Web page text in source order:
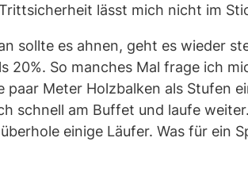
lässt mich nicht im
sollte es ahnen, geht es wieder
20%. So manches Mal frage ich
paar Meter Holzbalken als Stufen
schnell am Buffet und laufe
einige Läufer. Was für ein